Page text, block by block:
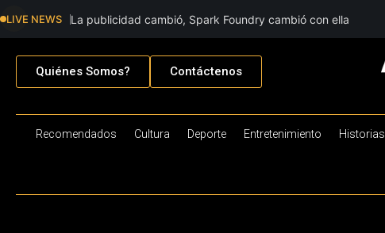
LIVE NEWS La publicidad cambió, Spark Foundry cambió con ella
Quiénes Somos? Contáctenos
Recomendados Cultura Deporte Entretenimiento Historias